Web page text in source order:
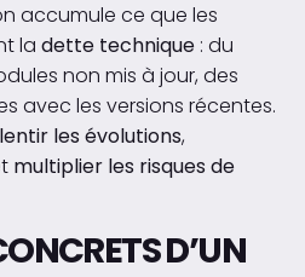
accumule ce que les
la dette technique : du
non mis à jour, des
avec les versions récentes.
les évolutions,
multiplier les risques de
D’UN